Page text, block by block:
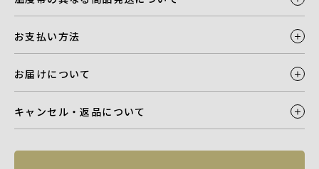
お支払い方法
お届けについて
キャンセル・返品について